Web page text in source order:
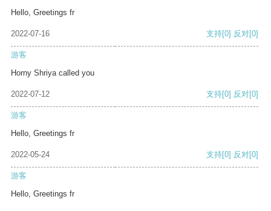
Hello, Greetings fr
2022-07-16 支持[0] 反对[0]
游客
Horny Shriya called you
2022-07-12 支持[0] 反对[0]
游客
Hello, Greetings fr
2022-05-24 支持[0] 反对[0]
游客
Hello, Greetings fr